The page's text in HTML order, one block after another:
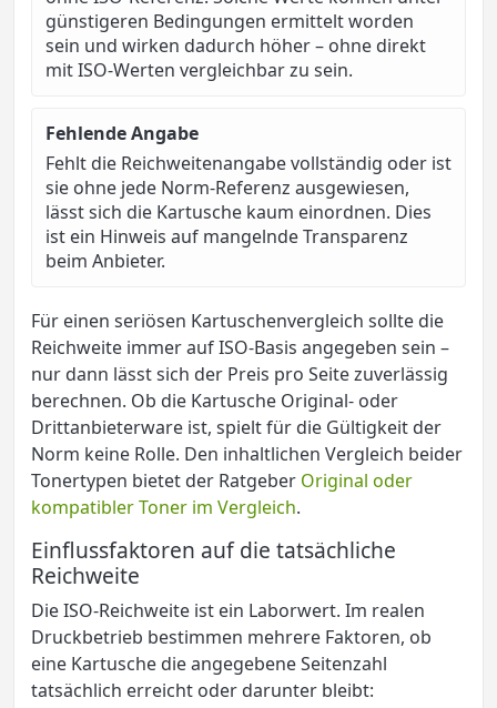
günstigeren Bedingungen ermittelt worden
sein und wirken dadurch höher – ohne direkt
mit ISO-Werten vergleichbar zu sein.
Fehlende Angabe
Fehlt die Reichweitenangabe vollständig oder ist
sie ohne jede Norm-Referenz ausgewiesen,
lässt sich die Kartusche kaum einordnen. Dies
ist ein Hinweis auf mangelnde Transparenz
beim Anbieter.
Für einen seriösen Kartuschenvergleich sollte die
Reichweite immer auf ISO-Basis angegeben sein –
nur dann lässt sich der Preis pro Seite zuverlässig
berechnen. Ob die Kartusche Original- oder
Drittanbieterware ist, spielt für die Gültigkeit der
Norm keine Rolle. Den inhaltlichen Vergleich beider
Tonertypen bietet der Ratgeber Original oder
kompatibler Toner im Vergleich.
Einflussfaktoren auf die tatsächliche
Reichweite
Die ISO-Reichweite ist ein Laborwert. Im realen
Druckbetrieb bestimmen mehrere Faktoren, ob
eine Kartusche die angegebene Seitenzahl
tatsächlich erreicht oder darunter bleibt: